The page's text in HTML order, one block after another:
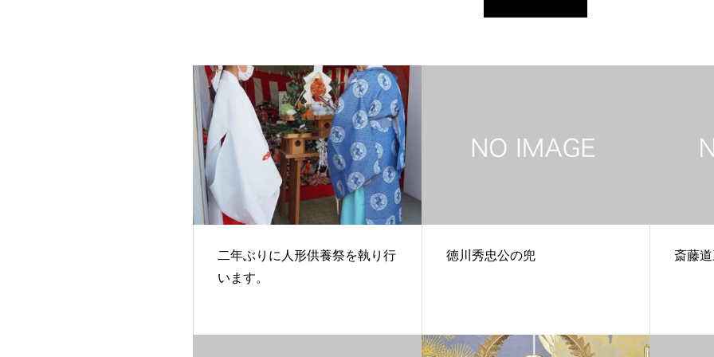
二年ぶりに人形供養祭を執り行
います。
徳川秀忠公の兜 斎藤